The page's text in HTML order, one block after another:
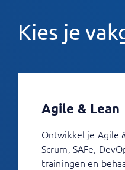
Kies je
Agile & Lean
Ontwikkel je Agile
Scrum, SAFe,
trainingen en